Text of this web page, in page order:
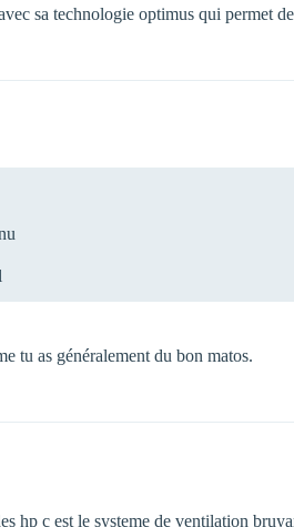
sa technologie optimus qui permet
tu as généralement du bon matos.
hp c est le systeme de ventilation